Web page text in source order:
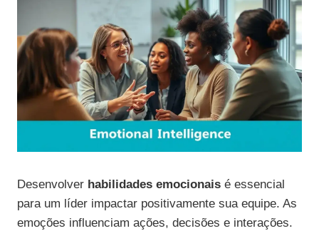
Desenvolver habilidades emocionais é essencial
para um líder impactar positivamente sua equipe. As
emoções influenciam ações, decisões e interações.